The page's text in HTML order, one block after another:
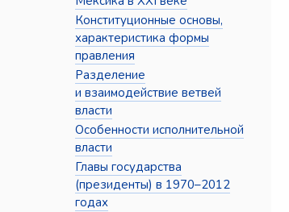
Конституционные основы,
характеристика формы
правления
Разделение
и взаимодействие ветвей
власти
Особенности исполнительной
власти
Главы государства
(президенты) в 1970–2012
годах